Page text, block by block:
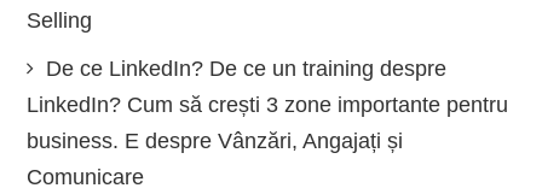
Selling
De ce LinkedIn? De ce un training despre
LinkedIn? Cum să crești 3 zone importante pentru
business. E despre Vânzări, Angajați și
Comunicare